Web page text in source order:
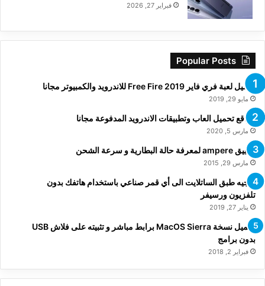
فبراير 27, 2026
Popular Posts
تحميل لعبة فري فاير Free Fire 2019 للاندرويد والكمبيوتر مجانا
مايو 29, 2019
مواقع تحميل العاب وتطبيقات الاندرويد المدفوعة مجانا
مارس 5, 2020
تطبيق ampere لمعرفة حالة البطارية و سرعة الشحن
مارس 29, 2015
توجيه طبق الساتلايت الى أي قمر صناعي باستخدام هاتفك بدون
تلفزيون ورسيفر
يناير 27, 2019
تحميل نسخة MacOS Sierra برابط مباشر و تثبيته على فلاش USB
بدون برامج
فبراير 2, 2018